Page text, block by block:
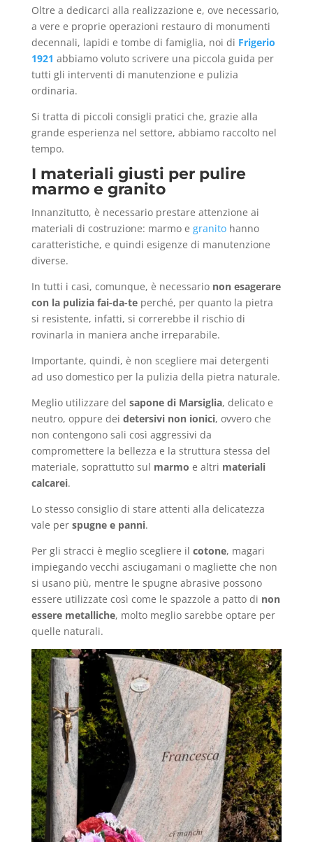
Oltre a dedicarci alla realizzazione e, ove necessario,
a vere e proprie operazioni restauro di monumenti
decennali, lapidi e tombe di famiglia, noi di Frigerio
1921 abbiamo voluto scrivere una piccola guida per
tutti gli interventi di manutenzione e pulizia
ordinaria.
Si tratta di piccoli consigli pratici che, grazie alla
grande esperienza nel settore, abbiamo raccolto nel
tempo.
I materiali giusti per pulire
marmo e granito
Innanzitutto, è necessario prestare attenzione ai
materiali di costruzione: marmo e granitohanno
caratteristiche, e quindi esigenze di manutenzione
diverse.
In tutti i casi, comunque, è necessario non esagerare
con la pulizia fai-da-teperché, per quanto la pietra
si resistente, infatti, si correrebbe il rischio di
rovinarla in maniera anche irreparabile.
Importante, quindi, è non scegliere mai detergenti
ad uso domestico per la pulizia della pietra naturale.
Meglio utilizzare del sapone di Marsiglia, delicato e
neutro, oppure dei detersivi non ionici, ovvero che
non contengono sali così aggressivi da
compromettere la bellezza e la struttura stessa del
materiale, soprattutto sul marmo e altri materiali
calcarei.
Lo stesso consiglio di stare attenti alla delicatezza
vale per spugne e panni.
Per gli stracci è meglio scegliere il cotone, magari
impiegando vecchi asciugamani o magliette che non
si usano più, mentre le spugne abrasive possono
essere utilizzate così come le spazzole a patto di non
essere metalliche, molto meglio sarebbe optare per
quelle naturali.